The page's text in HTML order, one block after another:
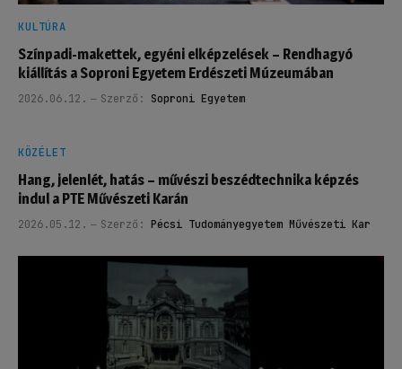
KULTÚRA
Színpadi-makettek, egyéni elképzelések – Rendhagyó
kiállítás a Soproni Egyetem Erdészeti Múzeumában
2026.06.12. Szerző: Soproni Egyetem
KÖZÉLET
Hang, jelenlét, hatás – művészi beszédtechnika képzés
indul a PTE Művészeti Karán
2026.05.12. Szerző: Pécsi Tudományegyetem Művészeti Kar